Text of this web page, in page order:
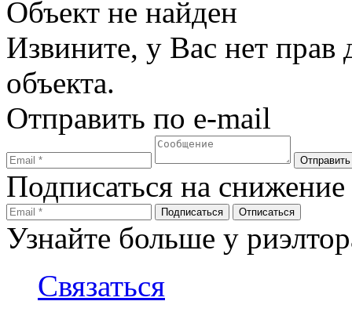
Объект не найден
Извините, у Вас нет прав
объекта.
Отправить по e-mail
Подписаться на
Узнайте больше у
Связаться